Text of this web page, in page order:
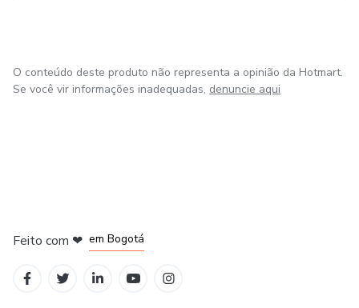
O conteúdo deste produto não representa a opinião da Hotmart.
Se você vir informações inadequadas, denuncie aqui
Feito com ❤ em Bogotá